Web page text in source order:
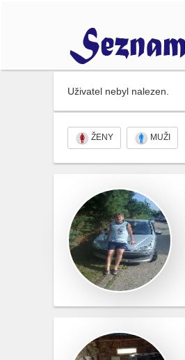
Uživatel nebyl nalezen.
ŽENY MUŽI